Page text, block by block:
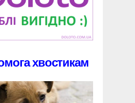
хвостикам